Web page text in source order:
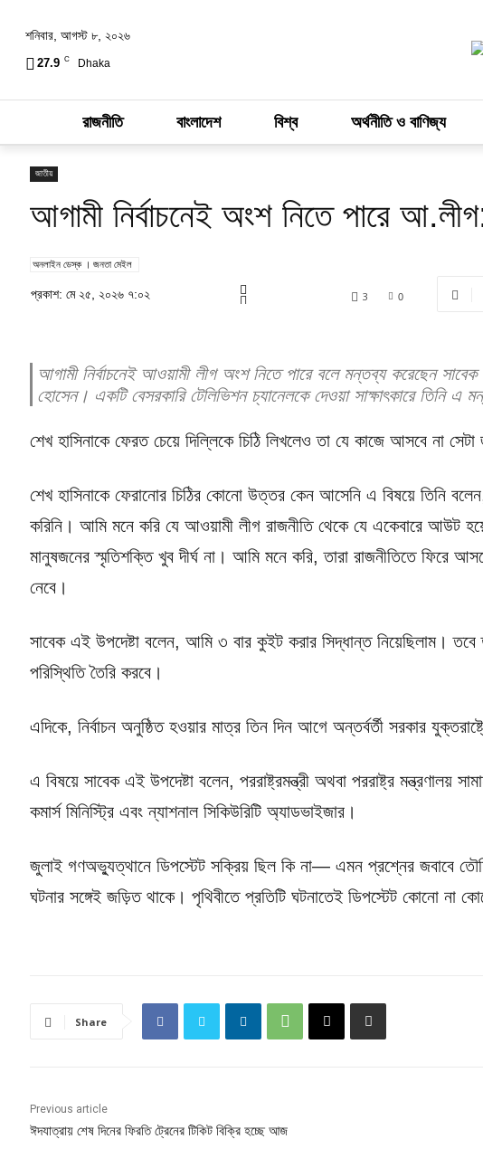
শনিবার, আগস্ট ৮, ২০২৬
27.9 C Dhaka
রাজনীতি বাংলাদেশ বিশ্ব অর্থনীতি ও বাণিজ্য
জাতীয়
আগামী নির্বাচনেই অংশ নিতে পারে
অনলাইন ডেস্ক । জনতা মেইল
প্রকাশ: মে ২৫, ২০২৬ ৭:০২ 0
3
আগামী নির্বাচনেই আওয়ামী লীগ অংশ নিতে পারে বলে মন্তব্য করেছেন সাবেক
হোসেন। একটি বেসরকারি টেলিভিশন চ্যানেলকে দেওয়া সাক্ষাৎকারে তিনি এ
শেখ হাসিনাকে ফেরত চেয়ে দিল্লিকে চিঠি লিখলেও তা যে কাজে আসবে না
শেখ হাসিনাকে ফেরানোর চিঠির কোনো উত্তর কেন আসেনি এ বিষয়ে তিনি
করিনি। আমি মনে করি যে আওয়ামী লীগ রাজনীতি থেকে যে একেবারে আউট
মানুষজনের স্মৃতিশক্তি খুব দীর্ঘ না। আমি মনে করি, তারা রাজনীতিতে ফিরে
নেবে।
সাবেক এই উপদেষ্টা বলেন, আমি ৩ বার কুইট করার সিদ্ধান্ত নিয়েছিলাম। তবে
পরিস্থিতি তৈরি করবে।
এদিকে, নির্বাচন অনুষ্ঠিত হওয়ার মাত্র তিন দিন আগে অন্তর্বর্তী সরকার
এ বিষয়ে সাবেক এই উপদেষ্টা বলেন, পররাষ্ট্রমন্ত্রী অথবা পররাষ্ট্র
কমার্স মিনিস্ট্রি এবং ন্যাশনাল সিকিউরিটি অ্যাডভাইজার।
জুলাই গণঅভ্যুত্থানে ডিপস্টেট সক্রিয় ছিল কি না— এমন প্রশ্নের জবাবে
ঘটনার সঙ্গেই জড়িত থাকে। পৃথিবীতে প্রতিটি ঘটনাতেই ডিপস্টেট কোনো না
Share
Previous article
ঈদযাত্রায় শেষ দিনের ফিরতি ট্রেনের টিকিট বিক্রি হচ্ছে আজ